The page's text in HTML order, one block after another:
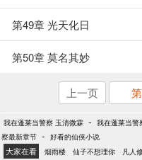
第49章 光天化日
第50章 莫名其妙
上一页
我在蓬莱当警察 玉清微霖 - 我在蓬莱当警
察最新章节 - 好看的仙侠小说
大家在看 烟雨楼 仙子不想理你 凡人